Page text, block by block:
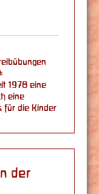
1978 eine
eine
für die Kinder
der